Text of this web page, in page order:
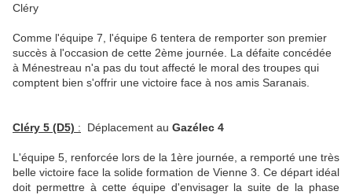
Cléry
Comme l'équipe 7, l'équipe 6 tentera de remporter son premier
succès à l'occasion de cette 2ème journée. La défaite concédée
à Ménestreau n'a pas du tout affecté le moral des troupes qui
comptent bien s'offrir une victoire face à nos amis Saranais.
Cléry 5 (D5) : Déplacement au Gazélec 4
L'équipe 5, renforcée lors de la 1ère journée, a remporté une très
belle victoire face la solide formation de Vienne 3. Ce départ idéal
doit permettre à cette équipe d'envisager la suite de la phase